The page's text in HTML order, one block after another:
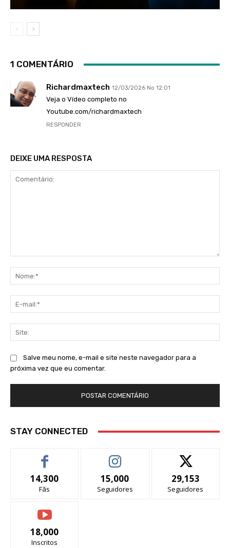
1 COMENTÁRIO
Richardmaxtech 12/03/2026 No 12:01
Veja o Vídeo completo no
Youtube.com/richardmaxtech
RESPONDER
DEIXE UMA RESPOSTA
Salve meu nome, e-mail e site neste navegador para a
próxima vez que eu comentar.
STAY CONNECTED
14,300
Fãs
15,000
Seguidores
29,153
Seguidores
18,000
Inscritos